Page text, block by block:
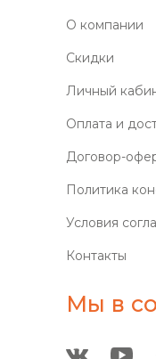
О компании
Скидки
Личный
Оплата и
Договор-
Политика
Условия
Контакты
Мы в